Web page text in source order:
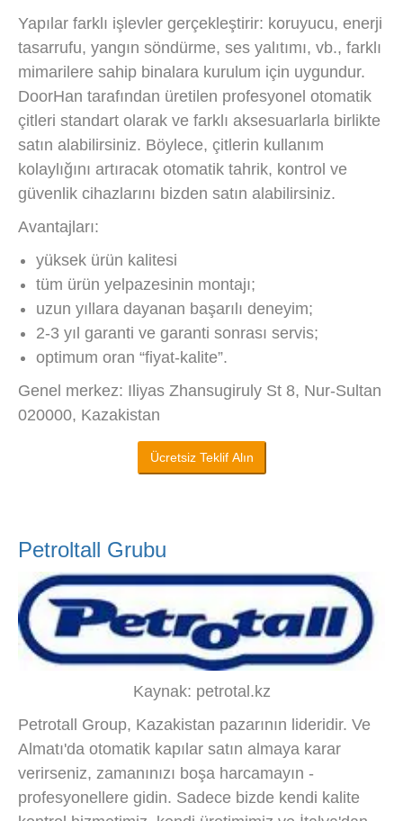
Yapılar farklı işlevler gerçekleştirir: koruyucu, enerji
tasarrufu, yangın söndürme, ses yalıtımı, vb., farklı
mimarilere sahip binalara kurulum için uygundur.
DoorHan tarafından üretilen profesyonel otomatik
çitleri standart olarak ve farklı aksesuarlarla birlikte
satın alabilirsiniz. Böylece, çitlerin kullanım
kolaylığını artıracak otomatik tahrik, kontrol ve
güvenlik cihazlarını bizden satın alabilirsiniz.
Avantajları:
yüksek ürün kalitesi
tüm ürün yelpazesinin montajı;
uzun yıllara dayanan başarılı deneyim;
2-3 yıl garanti ve garanti sonrası servis;
optimum oran “fiyat-kalite”.
Genel merkez: Iliyas Zhansugiruly St 8, Nur-Sultan
020000, Kazakistan
Ücretsiz Teklif Alın
Petroltall Grubu
Kaynak: petrotal.kz
Petrotall Group, Kazakistan pazarının lideridir. Ve
Almatı'da otomatik kapılar satın almaya karar
verirseniz, zamanınızı boşa harcamayın -
profesyonellere gidin. Sadece bizde kendi kalite